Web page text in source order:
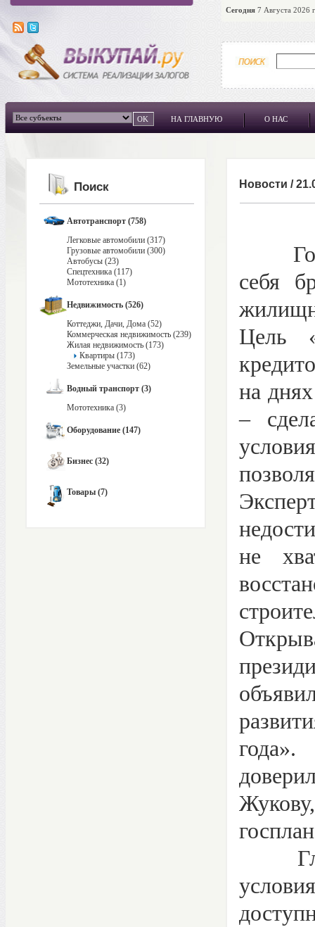
Сегодня 7 Августа 2026
НА ГЛАВНУЮ О НАС
Поиск
Автотранспорт (758)
Легковые автомобили (317)
Грузовые автомобили (300)
Автобусы (23)
Спецтехника (117)
Мототехника (1)
Недвижимость (526)
Коттеджи, Дачи, Дома (52)
Коммерческая недвижимость (239)
Жилая недвижимость (173)
Квартиры (173)
Земельные участки (62)
Водный транспорт (3)
Мототехника (3)
Оборудование (147)
Бизнес (32)
Товары (7)
Новости /
себя
Цель
на
–
не